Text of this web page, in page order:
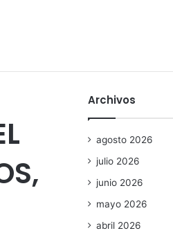
Archivos
agosto 2026
julio 2026
junio 2026
mayo 2026
abril 2026